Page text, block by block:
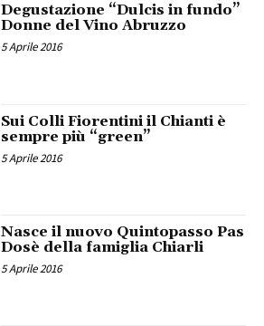
Degustazione “Dulcis in fundo”
Donne del Vino Abruzzo
5 Aprile 2016
Sui Colli Fiorentini il Chianti è
sempre più “green”
5 Aprile 2016
Nasce il nuovo Quintopasso Pas
Dosè della famiglia Chiarli
5 Aprile 2016